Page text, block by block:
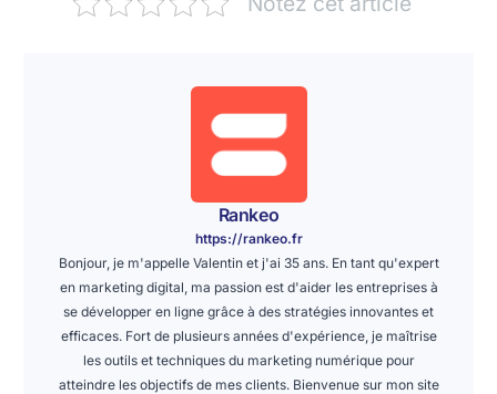
Rankeo
https://rankeo.fr
Bonjour, je m'appelle Valentin et j'ai 35 ans. En tant qu'expert
en marketing digital, ma passion est d'aider les entreprises à
se développer en ligne grâce à des stratégies innovantes et
efficaces. Fort de plusieurs années d'expérience, je maîtrise
les outils et techniques du marketing numérique pour
atteindre les objectifs de mes clients. Bienvenue sur mon site